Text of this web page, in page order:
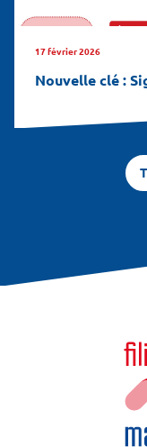
17 février 2026
Nouvelle clé :